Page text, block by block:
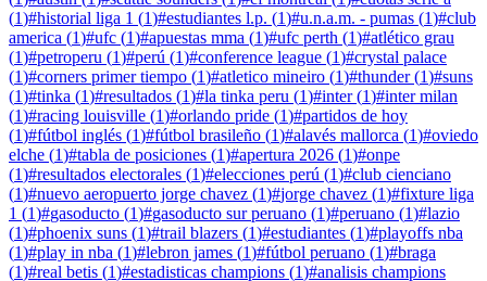
(1)#historial liga 1 (1)#estudiantes l.p. (1)#u.n.a.m. - pumas (1)#club
america (1)#ufc (1)#apuestas mma (1)#ufc perth (1)#atlético grau
(1)#petroperu (1)#perú (1)#conference league (1)#crystal palace
(1)#corners primer tiempo (1)#atletico mineiro (1)#thunder(1)#suns
(1)#tinka (1)#resultados (1)#la tinka peru (1)#inter(1)#inter milan
(1)#racing louisville (1)#orlando pride (1)#partidos de hoy
(1)#fútbol inglés (1)#fútbol brasileño (1)#alavés mallorca (1)#oviedo
elche (1)#tabla de posiciones (1)#apertura 2026 (1)#onpe
(1)#resultados electorales (1)#elecciones perú (1)#club cienciano
(1)#nuevo aeropuerto jorge chavez (1)#jorge chavez (1)#fixture liga
1 (1)#gasoducto (1)#gasoducto sur peruano (1)#peruano (1)#lazio
(1)#phoenix suns (1)#trail blazers (1)#estudiantes (1)#playoffs nba
(1)#play in nba (1)#lebron james (1)#fútbol peruano (1)#braga
(1)#real betis (1)#estadisticas champions (1)#analisis champions